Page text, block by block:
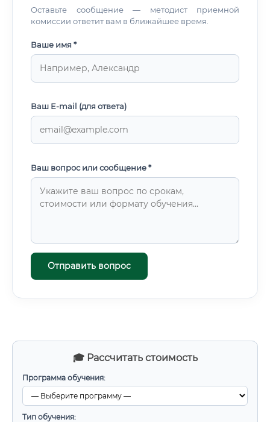
🎓 Рассчитать стоимость
Программа обучения:
Тип обучения:
Оставьте сообщение — методист приемной
комиссии ответит вам в ближайшее время.
Ваше имя *
Ваш E-mail (для ответа)
Ваш вопрос или сообщение *
Отправить вопрос